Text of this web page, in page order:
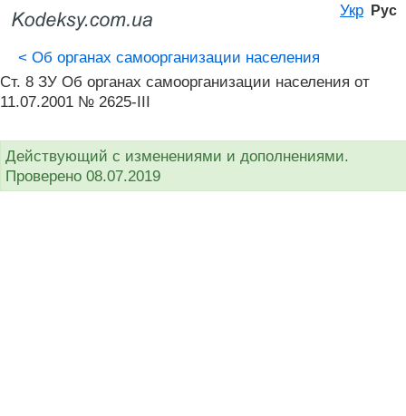
Укр Рус
< Об органах самоорганизации населения
Ст. 8 ЗУ Об органах самоорганизации населения от
11.07.2001 № 2625-III
Действующий с изменениями и дополнениями.
Проверено 08.07.2019